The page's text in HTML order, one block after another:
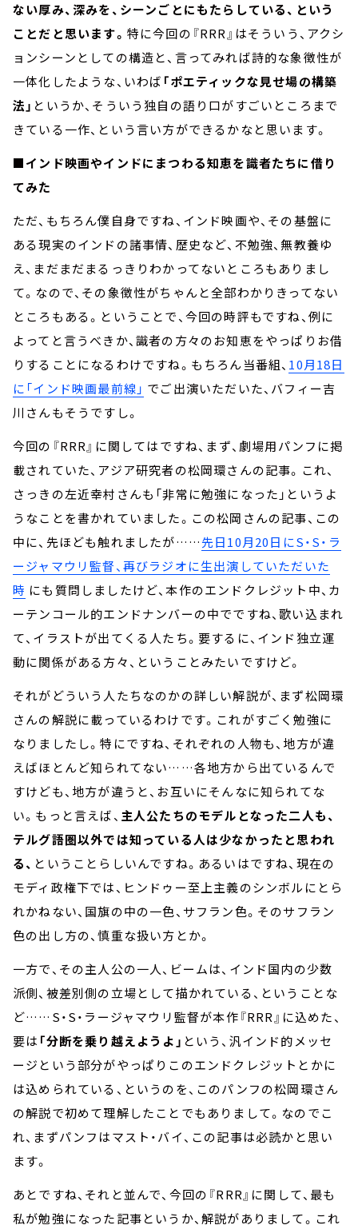
ない厚み、深みを、シーンごとにもたらしている、という
ことだと思います。 特に今回の『RRR』はそういう、アクシ
ョンシーンとしての構造と、言ってみれば詩的な象徴性が
一体化したような、いわば 「ポエティックな見せ場の構築
法」 というか、そういう独自の語り口がすごいところまで
きている一作、という言い方ができるかなと思います。
■インド映画やインドにまつわる知恵を識者たちに借り
てみた
ただ、もちろん僕自身ですね、インド映画や、その基盤に
ある現実のインドの諸事情、歴史など、不勉強、無教養ゆ
え、まだまだまるっきりわかってないところもありまし
て。なので、その象徴性がちゃんと全部わかりきってない
ところもある。ということで、今回の時評もですね、例に
よってと言うべきか、識者の方々のお知恵をやっぱりお借
りすることになるわけですね。もちろん当番組、 10月18日
に「インド映画最前線」 でご出演いただいた、バフィー吉
川さんもそうですし。
今回の『RRR』に関してはですね、まず、劇場用パンフに掲
載されていた、アジア研究者の松岡環さんの記事。これ、
さっきの左近幸村さんも「非常に勉強になった」というよ
うなことを書かれていました。この松岡さんの記事、この
中に、先ほども触れましたが……先日10月20日にS・S・ラ
ージャマウリ監督、再びラジオに生出演していただいた
時 にも質問しましたけど、本作のエンドクレジット中、カ
ーテンコール的エンドナンバーの中でですね、歌い込まれ
て、イラストが出てくる人たち。要するに、インド独立運
動に関係がある方々、ということみたいですけど。
それがどういう人たちなのかの詳しい解説が、まず松岡環
さんの解説に載っているわけです。これがすごく勉強に
なりましたし。特にですね、それぞれの人物も、地方が違
えばほとんど知られてない……各地方から出ているんで
すけども、地方が違うと、お互いにそんなに知られてな
い。もっと言えば、 主人公たちのモデルとなった二人も、
テルグ語圏以外では知っている人は少なかったと思われ
る、 ということらしいんですね。あるいはですね、現在の
モディ政権下では、ヒンドゥー至上主義のシンボルにとら
れかねない、国旗の中の一色、サフラン色。そのサフラン
色の出し方の、慎重な扱い方とか。
一方で、その主人公の一人、ビームは、インド国内の少数
派側、被差別側の立場として描かれている、ということな
ど……S・S・ラージャマウリ監督が本作『RRR』に込めた、
要は 「分断を乗り越えようよ」 という、汎インド的メッセ
ージという部分がやっぱりこのエンドクレジットとかに
は込められている、というのを、このパンフの松岡環さん
の解説で初めて理解したことでもありまして。なのでこ
れ、まずパンフはマスト・バイ、この記事は必読かと思い
ます。
あとですね、それと並んで、今回の『RRR』に関して、最も
私が勉強になった記事というか、解説がありまして。これ